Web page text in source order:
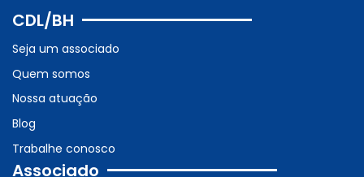
CDL/BH
Seja um associado
Quem somos
Nossa atuação
Blog
Trabalhe conosco
Associado